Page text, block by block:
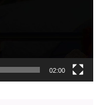
02:00